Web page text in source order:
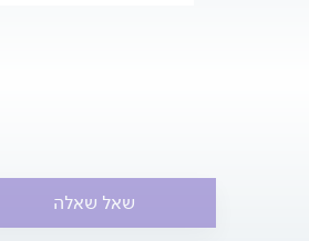
שאל שאלה